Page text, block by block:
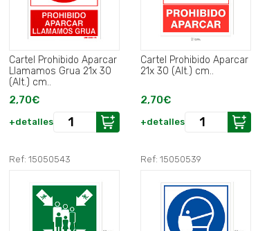
Cartel Prohibido Aparcar
Llamamos Grua 21x 30
(Alt.) cm..
2,70€
+detalles
Cartel Prohibido Aparcar
21x 30 (Alt.) cm..
2,70€
+detalles
Ref: 15050543 Ref: 15050539